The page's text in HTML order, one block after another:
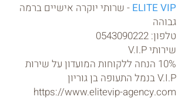
ELITE VIP - שרותי יוקרה אישיים ברמה
גבוהה
טלפון: 0543090222
שירותי V.I.P
10% הנחה ללקוחות המועדון על שירות
V.I.P בנמל התעופה בן גוריון
https://www.elitevip-agency.com